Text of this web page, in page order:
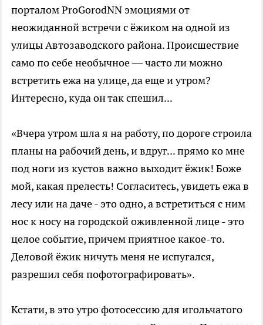
порталом ProGorodNN эмоциями от
неожиданной встречи с ёжиком на одной из
улицы Автозаводского района. Происшествие
само по себе необычное — часто ли можно
встретить ежа на улице, да еще и утром?
Интересно, куда он так спешил...
«Вчера утром шла я на работу, по дороге строила
планы на рабочий день, и вдруг... прямо ко мне
под ноги из кустов важно выходит ёжик! Боже
мой, какая прелесть! Согласитесь, увидеть ежа в
лесу или на даче - это одно, а встретиться с ним
нос к носу на городской оживленной лице - это
целое событие, причем приятное какое-то.
Деловой ёжик ничуть меня не испугался,
разрешил себя пофотографировать».
Кстати, в это утро фотосессию для игольчатого